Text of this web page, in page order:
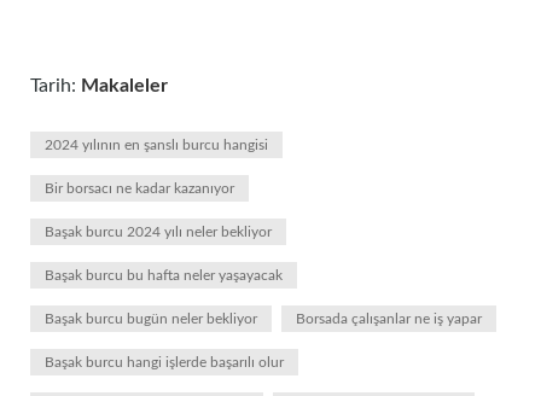
Tarih: Makaleler
2024 yılının en şanslı burcu hangisi
Bir borsacı ne kadar kazanıyor
Başak burcu 2024 yılı neler bekliyor
Başak burcu bu hafta neler yaşayacak
Başak burcu bugün neler bekliyor Borsada çalışanlar ne iş yapar
Başak burcu hangi işlerde başarılı olur